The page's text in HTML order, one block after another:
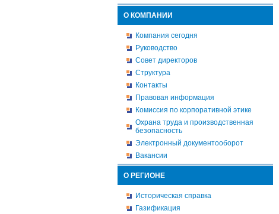
О КОМПАНИИ
Компания сегодня
Руководство
Совет директоров
Структура
Контакты
Правовая информация
Комиссия по корпоративной этике
Охрана труда и производственная
безопасность
Электронный документооборот
Вакансии
О РЕГИОНЕ
Историческая справка
Газификация